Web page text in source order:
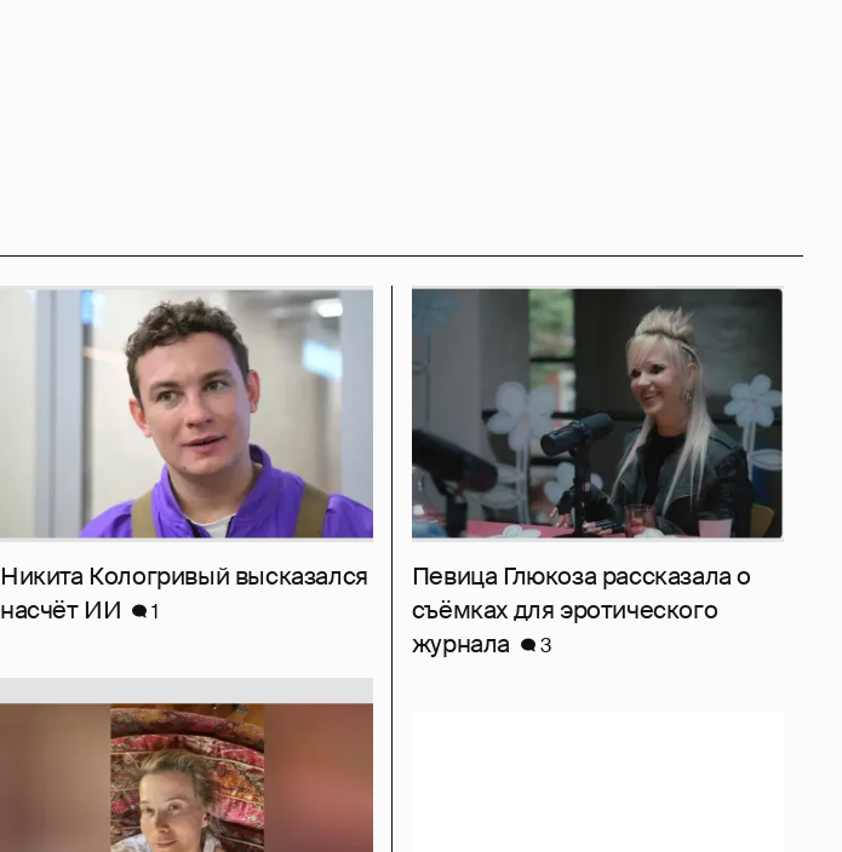
Никита Кологривый высказался
насчёт ИИ
1
Певица Глюкоза рассказала о
съёмках для эротического
журнала
3